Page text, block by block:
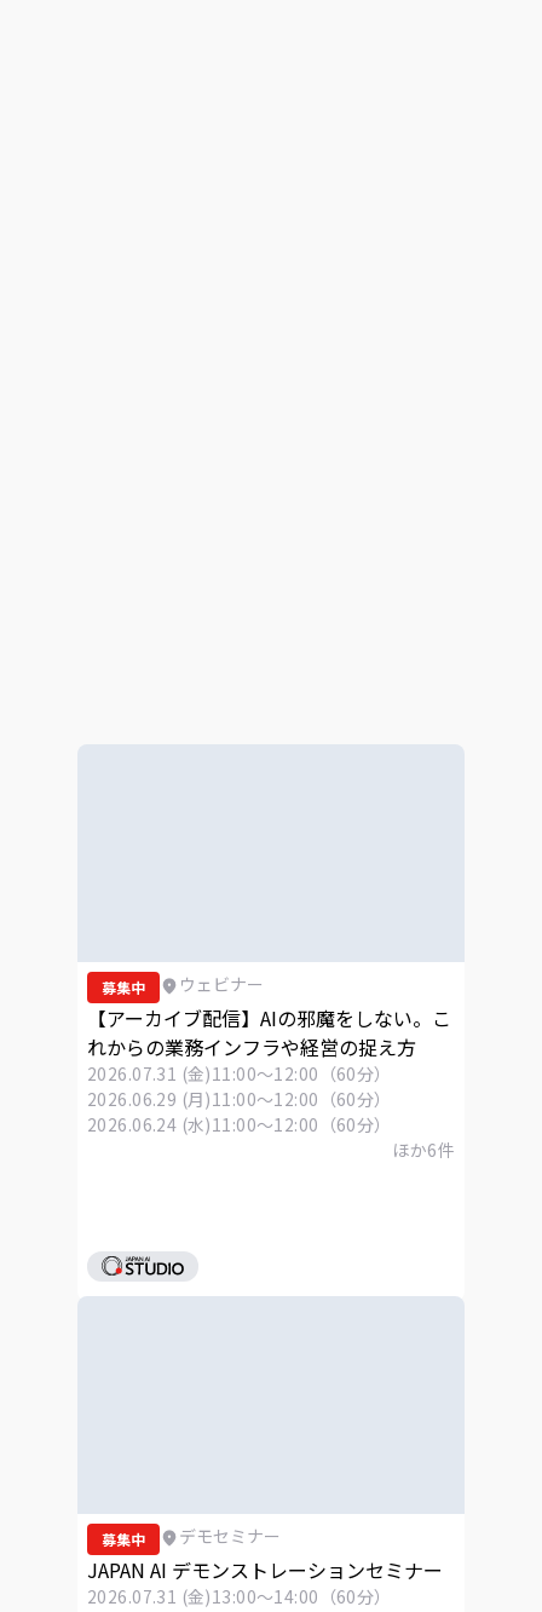
募集中 ウェビナー
【アーカイブ配信】AIの邪魔をしない。こ
れからの業務インフラや経営の捉え方
2026.07.31 (金)11:00～12:00（60分）
2026.06.29 (月)11:00～12:00（60分）
2026.06.24 (水)11:00～12:00（60分）
ほか6件
募集中 デモセミナー
JAPAN AI デモンストレーションセミナー
2026.07.31 (金)13:00～14:00（60分）